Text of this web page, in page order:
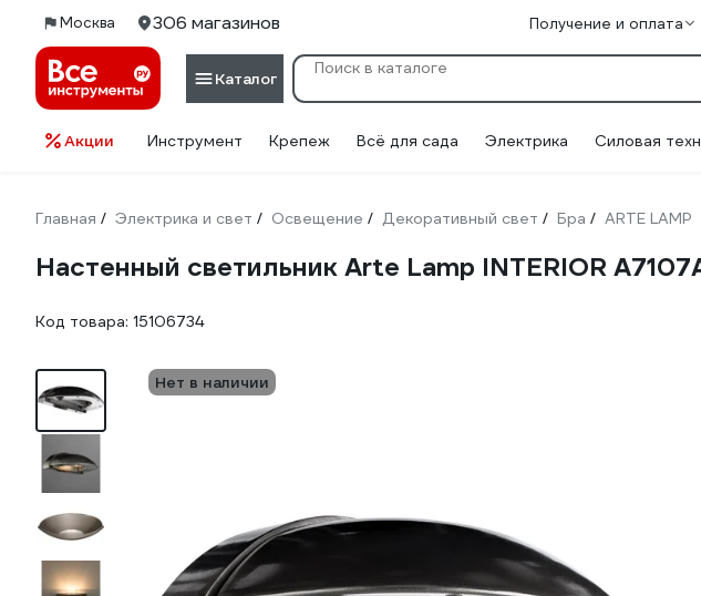
Москва 306 магазинов Получение и оплата
Каталог
Акции Инструмент Крепеж Всё для сада Электрика Силовая
Главная / Электрика и свет / Освещение / Декоративный свет / Бра / ARTE LAMP
Настенный светильник Arte Lamp INTERIOR
Код товара: 15106734
Нет в наличии